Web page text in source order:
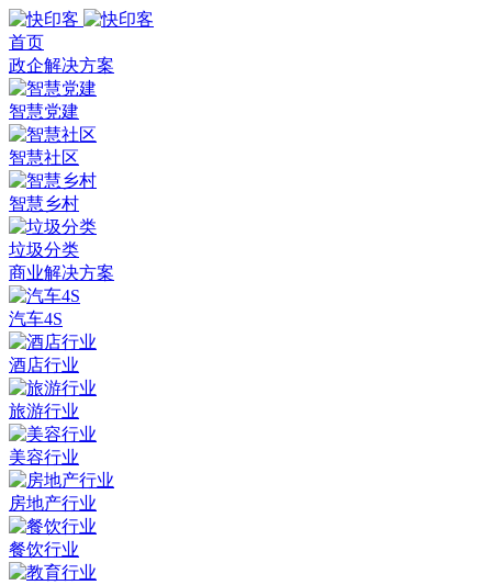
首页
政企解决方案
智慧党建
智慧社区
智慧乡村
垃圾分类
商业解决方案
汽车4S
酒店行业
旅游行业
美容行业
房地产行业
餐饮行业